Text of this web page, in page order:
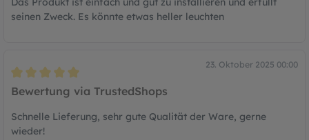
seinen Zweck. Es könnte etwas heller leuchten
23. Oktober 2025 00:00
Bewertung mit 5 von 5 Sternen
Bewertung via TrustedShops
Schnelle Lieferung, sehr gute Qualität der Ware, gerne
wieder!